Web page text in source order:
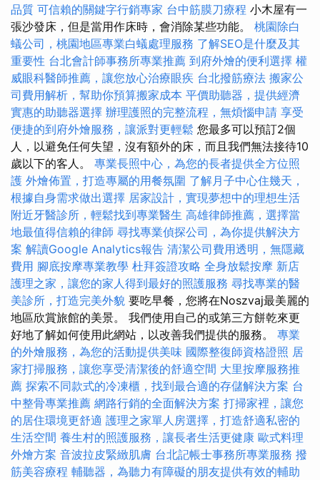
品質 可信賴的關鍵字行銷專家 台中筋膜刀療程 小木屋有一
張沙發床，但是當用作床時，會消除某些功能。 桃園除白
蟻公司，桃園地區專業白蟻處理服務 了解SEO是什麼及其
重要性 台北會計師事務所專業推薦 到府外燴的便利選擇 權
威眼科醫師推薦，讓您放心治療眼疾 台北撥筋療法 搬家公
司費用解析，幫助你預算搬家成本 平價助聽器，提供經濟
實惠的助聽器選擇 辦理護照的完整流程，無煩惱申請 享受
便捷的到府外燴服務，讓派對更輕鬆 您最多可以預訂2個
人，以避免任何失望，沒有額外的床，而且我們無法接待10
歲以下的客人。 專業長照中心，為您的長者提供全方位照
護 外燴佈置，打造專屬的用餐氛圍 了解月子中心住幾天，
根據自身需求做出選擇 居家設計，實現夢想中的理想生活
附近牙醫診所，輕鬆找到專業醫生 高雄律師推薦，選擇當
地最值得信賴的律師 尋找專業偵探公司，為你提供解決方
案 解讀Google Analytics報告 清潔公司費用透明，無隱藏
費用 腳底按摩專業教學 杜拜簽證攻略 全身放鬆按摩 新店
護理之家，讓您的家人得到最好的照護服務 尋找專業的醫
美診所，打造完美外貌 要吃早餐，您將在Noszvaj最美麗的
地區欣賞旅館的美景。 我們使用自己的或第三方餅乾來更
好地了解如何使用此網站，以改善我們提供的服務。 專業
的外燴服務，為您的活動提供美味 國際整復師資格證照 居
家打掃服務，讓您享受清潔後的舒適空間 大里按摩服務推
薦 探索不同款式的冷凍櫃，找到最合適的存儲解決方案 台
中整骨專業推薦 網路行銷的全面解決方案 打掃家裡，讓您
的居住環境更舒適 護理之家單人房選擇，打造舒適私密的
生活空間 養生村的照護服務，讓長者生活更健康 歐式料理
外燴方案 音波拉皮緊緻肌膚 台北記帳士事務所專業服務 撥
筋美容療程 輔聽器，為聽力有障礙的朋友提供有效的輔助